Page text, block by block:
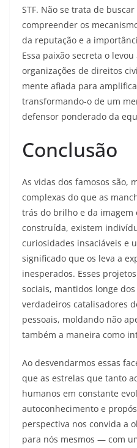
STF. Não se trata de
compreender os
da reputação e a
Essa paixão secreta o
organizações de direitos
mente afiada para
transformando-o de um
defensor ponderado da
Conclusão
As vidas dos famosos são,
complexas do que as
trás do brilho e da imagem
construída, existem
curiosidades insaciáveis e
significado que os leva a
inesperados. Esses
sociais, mantidos longe
verdadeiros catalisadores
pessoais, moldando não
também a maneira como
Ao desvendarmos essas
que as estrelas que tanto
humanos em constante
autoconhecimento e
perspectiva nos convida a
para nós mesmos — com